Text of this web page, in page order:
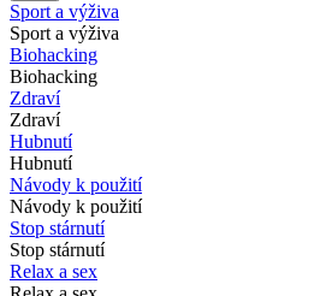
Sport a výživa
Sport a výživa
Biohacking
Biohacking
Zdraví
Zdraví
Hubnutí
Hubnutí
Návody k použití
Návody k použití
Stop stárnutí
Stop stárnutí
Relax a sex